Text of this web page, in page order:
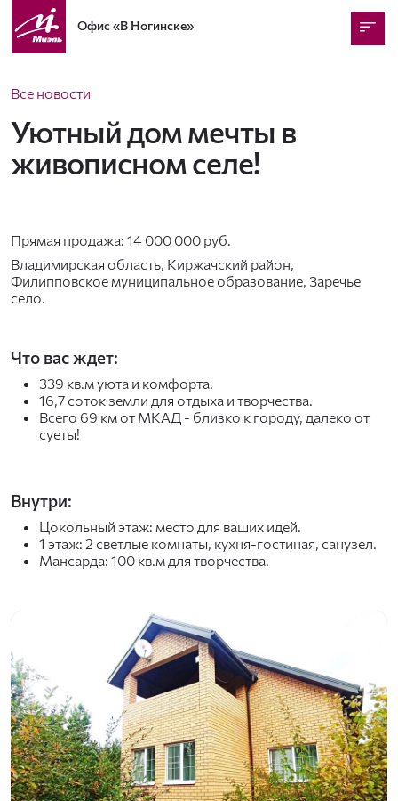
Офис«В Ногинске»
Все новости
Уютный дом мечты в
живописном селе!
Прямая продажа: 14 000 000 руб.
Владимирская область, Киржачский район,
Филипповское муниципальное образование, Заречье
село.
Что вас ждет:
339 кв.м уюта и комфорта.
16,7 соток земли для отдыха и творчества.
Всего 69 км от МКАД - близко к городу, далеко от
суеты!
Внутри:
Цокольный этаж: место для ваших идей.
1 этаж: 2 светлые комнаты, кухня-гостиная, санузел.
Мансарда: 100 кв.м для творчества.